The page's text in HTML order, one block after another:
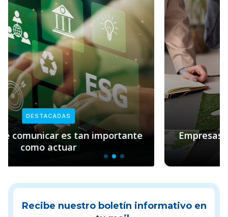
DESTACADAS
Empresas y sostenibilidad: el rol clave de
Recibe nuestro boletín informativo en